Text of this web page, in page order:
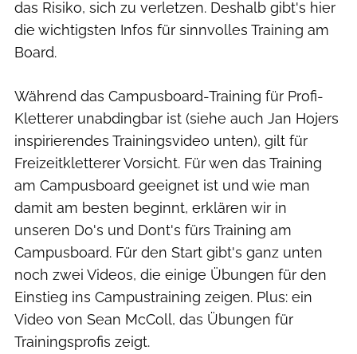
das Risiko, sich zu verletzen. Deshalb gibt's hier
die wichtigsten Infos für sinnvolles Training am
Board.
Während das Campusboard-Training für Profi-
Kletterer unabdingbar ist (siehe auch Jan Hojers
inspirierendes Trainingsvideo unten), gilt für
Freizeitkletterer Vorsicht. Für wen das Training
am Campusboard geeignet ist und wie man
damit am besten beginnt, erklären wir in
unseren Do's und Dont's fürs Training am
Campusboard. Für den Start gibt's ganz unten
noch zwei Videos, die einige Übungen für den
Einstieg ins Campustraining zeigen. Plus: ein
Video von Sean McColl, das Übungen für
Trainingsprofis zeigt.